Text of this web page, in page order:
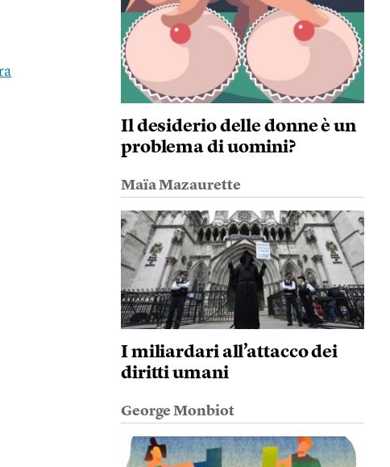
Il desiderio delle donne è un
problema di uomini?
Maïa Mazaurette
I miliardari all’attacco dei
diritti umani
George Monbiot